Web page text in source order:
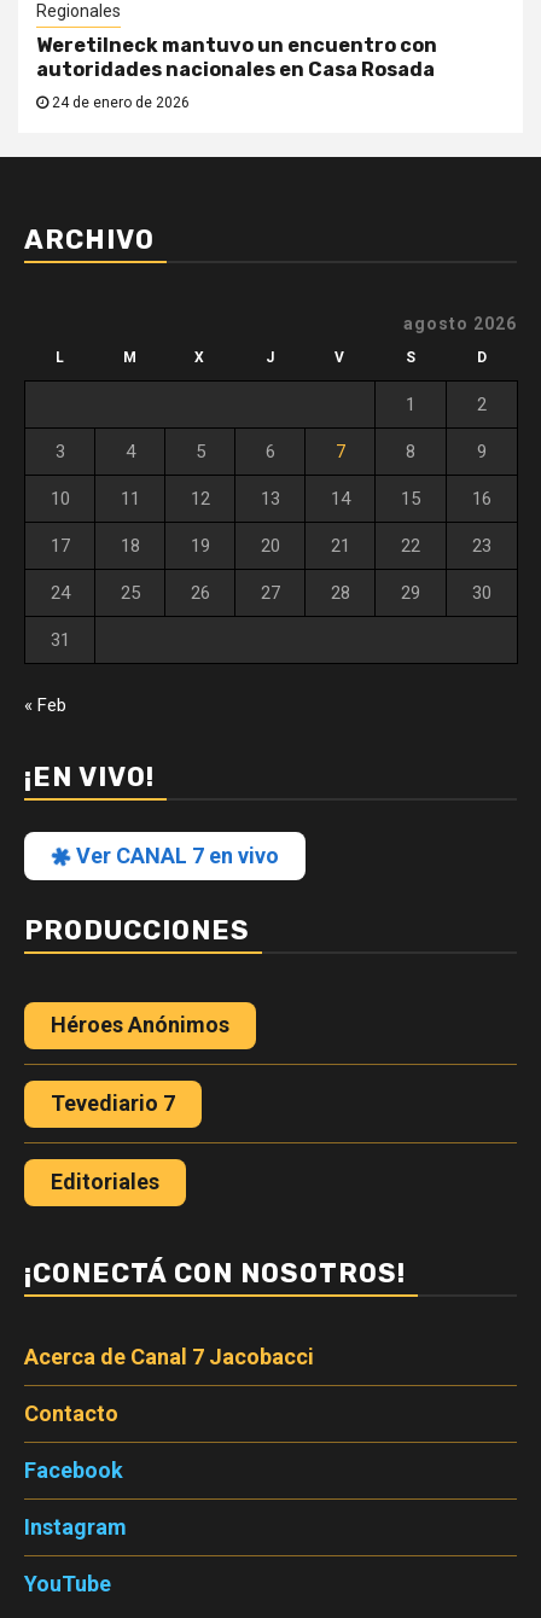
Regionales
Weretilneck mantuvo un encuentro con
autoridades nacionales en Casa Rosada
24 de enero de 2026
ARCHIVO
agosto 2026
L M X J V S D
1 2
3 4 5 6 7 8 9
10 11 12 13 14 15 16
17 18 19 20 21 22 23
24 25 26 27 28 29 30
31
« Feb
¡EN VIVO!
Ver CANAL 7 en vivo
PRODUCCIONES
Héroes Anónimos
Tevediario 7
Editoriales
¡CONECTÁ CON NOSOTROS!
Acerca de Canal 7 Jacobacci
Contacto
Facebook
Instagram
YouTube